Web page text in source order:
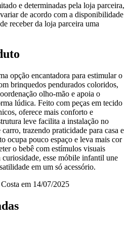
e determinadas pela loja parceira,
de acordo com a disponibilidade
receber da loja parceira uma
opção encantadora para estimular o
brinquedos pendurados coloridos,
olho-mão e apoia o
lúdica. Feito com peças em tecido
oferece mais conforto e
leve facilita a instalação no
trazendo praticidade para casa e
ocupa pouco espaço e leva mais cor
o bebê com estímulos visuais
curiosidade, esse móbile infantil une
em um só acessório.
em 14/07/2025